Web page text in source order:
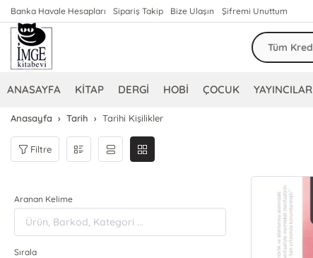
Banka Havale Hesapları Sipariş Takip Bize Ulaşın Şifremi Unuttum
ANASAYFA KİTAP DERGİ HOBİ ÇOCUK YAYINCILAR
Anasayfa Tarih Tarihi Kişilikler
Filtre
Aranan Kelime
Sırala